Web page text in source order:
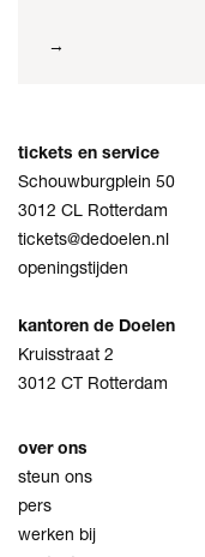
→
tickets en service
Schouwburgplein 50
3012 CL Rotterdam
tickets@dedoelen.nl
openingstijden
kantoren de Doelen
Kruisstraat 2
3012 CT Rotterdam
over ons
steun ons
pers
werken bij